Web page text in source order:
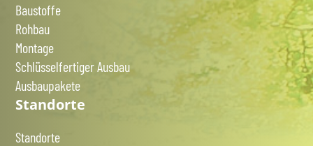
Baustoffe
Rohbau
Montage
Schlüsselfertiger Ausbau
Ausbaupakete
Standorte
Standorte